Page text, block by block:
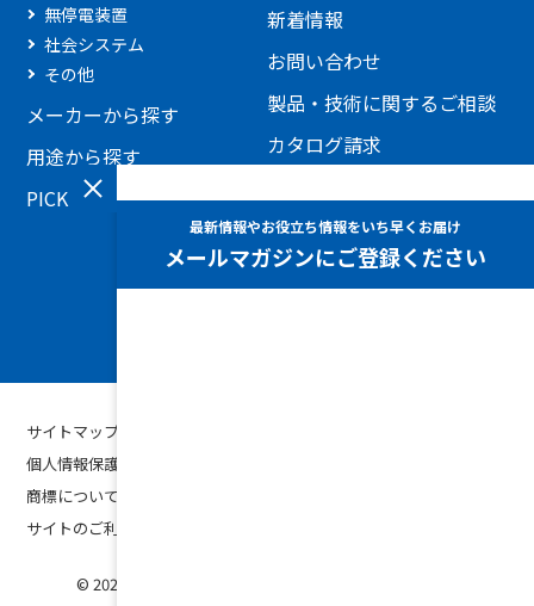
無停電装置
社会システム
その他
メーカーから探す
用途から探す
PICKUP製品
新着情報
お問い合わせ
製品・技術に関するご相談
カタログ請求
添付ファイルを利用したお
問い合わせ
ホームページに関するお問
サイトマップ
個人情報保護方針
商標について
サイトのご利用条件
© 2026 YASKAWA MECHATREC SUEMATSU KYUKI CORP.